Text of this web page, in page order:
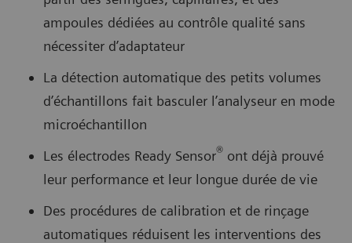
ampoules dédiées au contrôle qualité sans
nécessiter d’adaptateur
La détection automatique des petits volumes
d’échantillons fait basculer l’analyseur en mode
microéchantillon
Les électrodes Ready Sensor® ont déjà prouvé
leur performance et leur longue durée de vie
Des procédures de calibration et de rinçage
automatiques réduisent les interventions des